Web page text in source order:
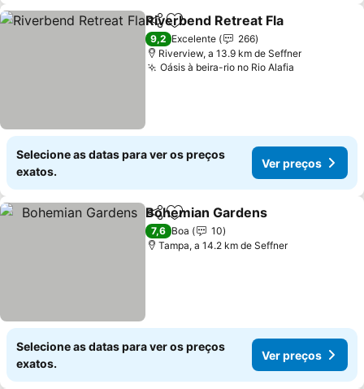
PartilharAdicionar aos favoritos
Riverbend Retreat Fla
9,2 Excelente
266
Riverview, a 13.9 km de Seffner
Oásis à beira-rio no Rio Alafia
Selecione as datas para ver os preços
exatos.
Ver preços
PartilharAdicionar aos favoritos
Bohemian Gardens
7,6 Boa
10
Tampa, a 14.2 km de Seffner
Selecione as datas para ver os preços
exatos.
Ver preços